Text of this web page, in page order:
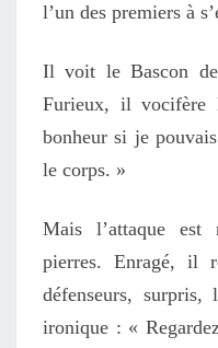
l’un des premiers à
Il voit le Bascon
Furieux, il vocifère
bonheur si je
le corps. »
Mais l’attaque est
pierres. Enragé, il
défenseurs,
ironique : «